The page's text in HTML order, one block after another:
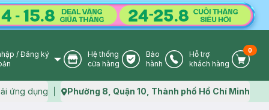
User Icon
/ Đăng ký
Store Icon
Hệ thống
cửa hàng
Warranty Icon
Bảo
hành
Phone Icon
Hỗ trợ
khách hàng
Cart
0
ứng dụng Map icon
Phường 8, Quận 10, Thành phố Hồ Chí Minh